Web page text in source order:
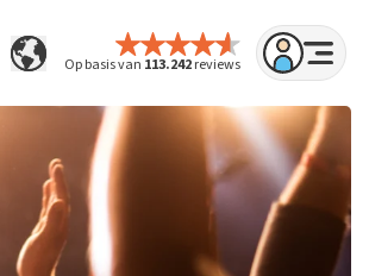
Op basis van 113.242reviews